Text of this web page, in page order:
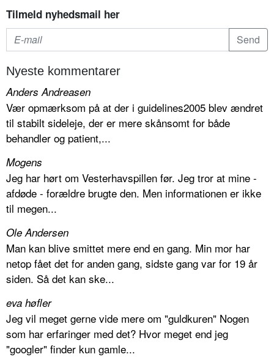
Tilmeld nyhedsmail her
Nyeste kommentarer
Anders Andreasen
Vær opmærksom på at der i guidelines2005 blev ændret
til stabilt sideleje, der er mere skånsomt for både
behandler og patient,...
Mogens
Jeg har hørt om Vesterhavspillen før. Jeg tror at mine -
afdøde - forældre brugte den. Men informationen er ikke
til megen...
Ole Andersen
Man kan blive smittet mere end en gang. Min mor har
netop fået det for anden gang, sidste gang var for 19 år
siden. Så det kan ske...
eva høfler
Jeg vil meget gerne vide mere om "guldkuren" Nogen
som har erfaringer med det? Hvor meget end jeg
"googler" finder kun gamle...